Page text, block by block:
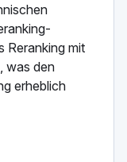
Reranking mit
was den
erheblich